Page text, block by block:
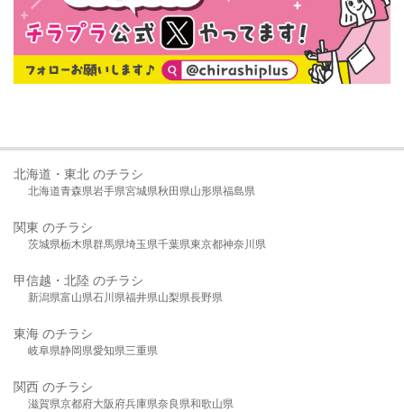
北海道・東北 のチラシ
北海道青森県岩手県宮城県秋田県山形県福島県
関東 のチラシ
茨城県栃木県群馬県埼玉県千葉県東京都神奈川県
甲信越・北陸 のチラシ
新潟県富山県石川県福井県山梨県長野県
東海 のチラシ
岐阜県静岡県愛知県三重県
関西 のチラシ
滋賀県京都府大阪府兵庫県奈良県和歌山県